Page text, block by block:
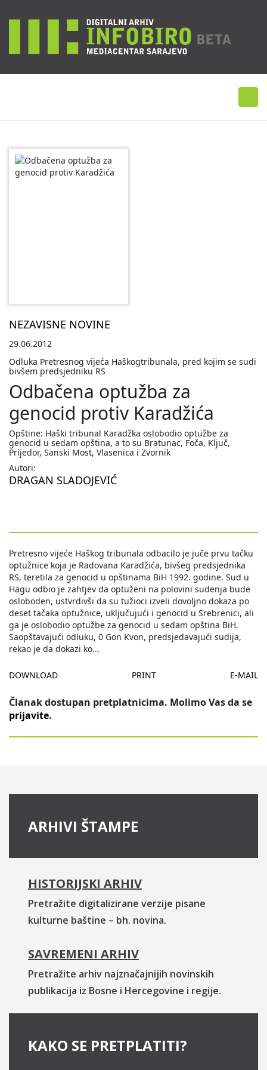
NEZAVISNE NOVINE
29.06.2012
Odluka Pretresnog vijeća Haškogtribunala, pred kojim se sudi
bivšem predsjedniku RS
Odbačena optužba za
genocid protiv Karadžića
Opštine: Haški tribunal Karadžka oslobodio optužbe za
genocid u sedam opština, a to su Bratunac, Foča, Ključ,
Prijedor, Sanski Most, Vlasenica i Zvornik
Autori:
DRAGAN SLADOJEVIĆ
Pretresno vijeće Haškog tribunala odbacilo je juče prvu tačku
optužnice koja je Radovana Karadžića, bivšeg predsjednika
RS, teretila za genocid u opštinama BiH 1992. godine. Sud u
Hagu odbio je zahtjev da optuženi na polovini sudenja bude
osloboden, ustvrdivši da su tužioci izveli dovoljno dokaza po
deset tačaka optužnice, uključujući i genocid u Srebrenici, ali
ga je oslobodio optužbe za genocid u sedam opština BiH.
Saopštavajući odluku, 0 Gon Kvon, predsjedavajući sudija,
rekao je da dokazi ko...
DOWNLOAD PRINT E-MAIL
Članak dostupan pretplatnicima. Molimo Vas da se
prijavite.
ARHIVI ŠTAMPE
HISTORIJSKI ARHIV
Pretražite digitalizirane verzije pisane
kulturne baštine – bh. novina.
SAVREMENI ARHIV
Pretražite arhiv najznačajnijih novinskih
publikacija iz Bosne i Hercegovine i regije.
KAKO SE PRETPLATITI?